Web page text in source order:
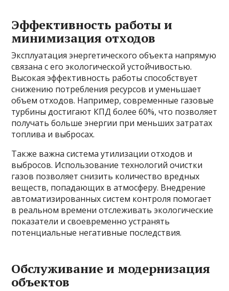
Эффективность работы и
минимизация отходов
Эксплуатация энергетического объекта напрямую
связана с его экологической устойчивостью.
Высокая эффективность работы способствует
снижению потребления ресурсов и уменьшает
объем отходов. Например, современные газовые
турбины достигают КПД более 60%, что позволяет
получать больше энергии при меньших затратах
топлива и выбросах.
Также важна система утилизации отходов и
выбросов. Использование технологий очистки
газов позволяет снизить количество вредных
веществ, попадающих в атмосферу. Внедрение
автоматизированных систем контроля помогает
в реальном времени отслеживать экологические
показатели и своевременно устранять
потенциальные негативные последствия.
Обслуживание и модернизация
объектов